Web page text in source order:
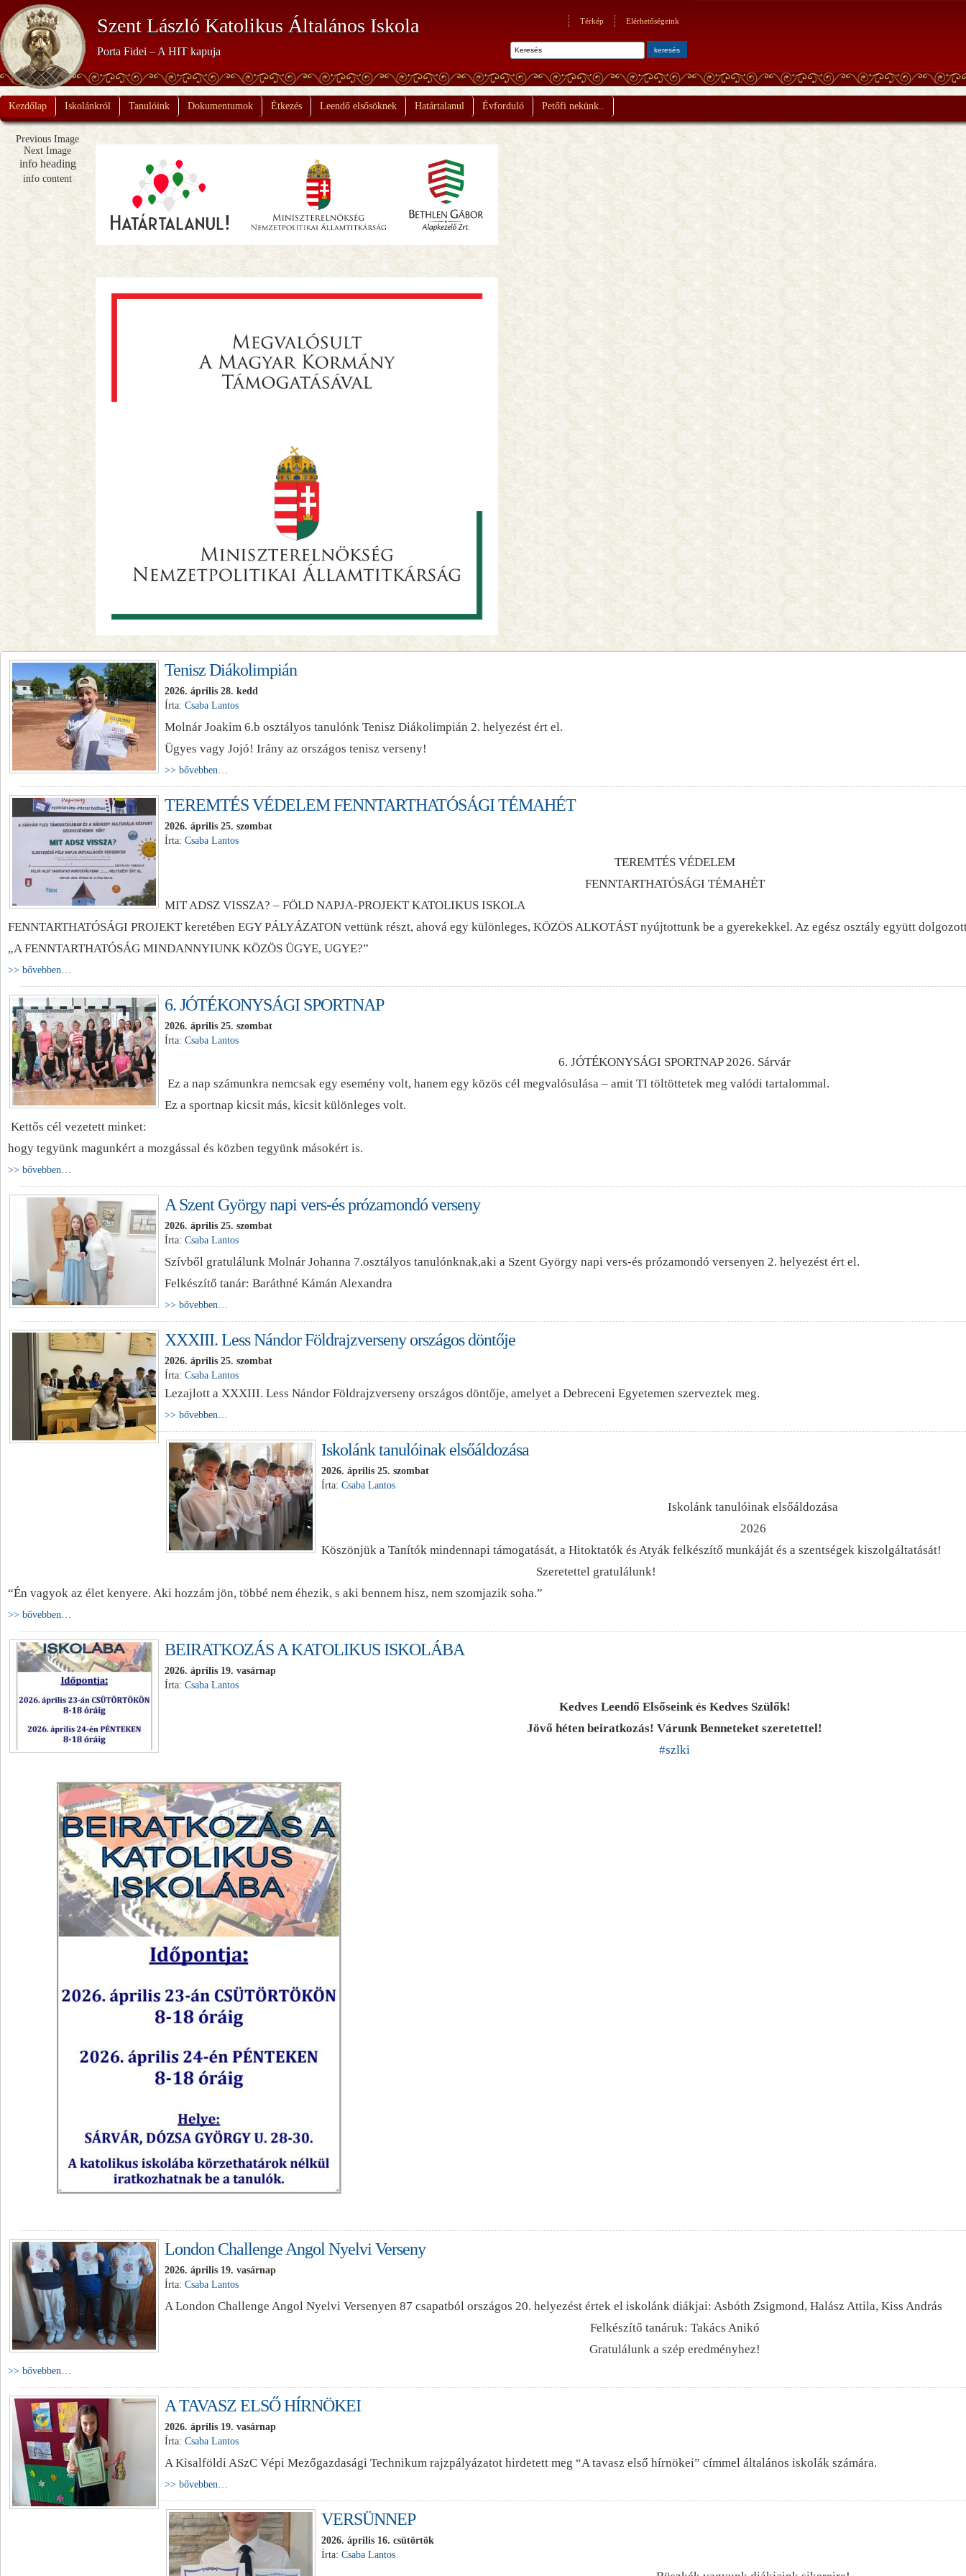
Elérhetőségeink
Térkép
Szent László Katolikus Általános Iskola
Porta Fidei – A HIT kapuja
Kezdőlap Iskolánkról Tanulóink Dokumentumok Étkezés Leendő elsősöknek Határtalanul Évforduló Petőfi nekünk..
Previous Image
Next Image
info heading
info content
Tenisz Diákolimpián
2026. április 28. kedd
Írta: Csaba Lantos
Molnár Joakim 6.b osztályos tanulónk Tenisz Diákolimpián 2. helyezést ért el.
Ügyes vagy Jojó! Irány az országos tenisz verseny!
>> bővebben…
TEREMTÉS VÉDELEM FENNTARTHATÓSÁGI TÉMAHÉT
2026. április 25. szombat
Írta: Csaba Lantos
TEREMTÉS VÉDELEM
FENNTARTHATÓSÁGI TÉMAHÉT
MIT ADSZ VISSZA? – FÖLD NAPJA-PROJEKT KATOLIKUS ISKOLA
FENNTARTHATÓSÁGI PROJEKT keretében EGY PÁLYÁZATON vettünk részt, ahová egy különleges, KÖZÖS ALKOTÁST nyújtottunk be a gyerekekkel. Az egész osztály együtt
„A FENNTARTHATÓSÁG MINDANNYIUNK KÖZÖS ÜGYE, UGYE?”
>> bővebben…
6. JÓTÉKONYSÁGI SPORTNAP
2026. április 25. szombat
Írta: Csaba Lantos
6. JÓTÉKONYSÁGI SPORTNAP 2026. Sárvár
Ez a nap számunkra nemcsak egy esemény volt, hanem egy közös cél megvalósulása – amit TI töltöttetek meg valódi tartalommal.
Ez a sportnap kicsit más, kicsit különleges volt.
Kettős cél vezetett minket:
hogy tegyünk magunkért a mozgással és közben tegyünk másokért is.
>> bővebben…
A Szent György napi vers-és prózamondó verseny
2026. április 25. szombat
Írta: Csaba Lantos
Szívből gratulálunk Molnár Johanna 7.osztályos tanulónknak,aki a Szent György napi vers-és prózamondó versenyen 2. helyezést ért el.
Felkészítő tanár: Baráthné Kámán Alexandra
>> bővebben…
XXXIII. Less Nándor Földrajzverseny országos döntője
2026. április 25. szombat
Írta: Csaba Lantos
Lezajlott a XXXIII. Less Nándor Földrajzverseny országos döntője, amelyet a Debreceni Egyetemen szerveztek meg.
>> bővebben…
Iskolánk tanulóinak elsőáldozása
2026. április 25. szombat
Írta: Csaba Lantos
Iskolánk tanulóinak elsőáldozása
2026
Köszönjük a Tanítók mindennapi támogatását, a Hitoktatók és Atyák felkészítő munkáját és a szentségek kiszolgáltatását!
Szeretettel gratulálunk!
“Én vagyok az élet kenyere. Aki hozzám jön, többé nem éhezik, s aki bennem hisz, nem szomjazik soha.”
>> bővebben…
BEIRATKOZÁS A KATOLIKUS ISKOLÁBA
2026. április 19. vasárnap
Írta: Csaba Lantos
Kedves Leendő Elsőseink és Kedves Szülők!
Jövő héten beiratkozás! Várunk Benneteket szeretettel!
#szlki
London Challenge Angol Nyelvi Verseny
2026. április 19. vasárnap
Írta: Csaba Lantos
A London Challenge Angol Nyelvi Versenyen 87 csapatból országos 20. helyezést értek el iskolánk diákjai: Asbóth Zsigmond, Halász Attila, Kiss András
Felkészítő tanáruk: Takács Anikó
Gratulálunk a szép eredményhez!
>> bővebben…
A TAVASZ ELSŐ HÍRNÖKEI
2026. április 19. vasárnap
Írta: Csaba Lantos
A Kisalföldi ASzC Vépi Mezőgazdasági Technikum rajzpályázatot hirdetett meg “A tavasz első hírnökei” címmel általános iskolák számára.
>> bővebben…
VERSÜNNEP
2026. április 16. csütörtök
Írta: Csaba Lantos